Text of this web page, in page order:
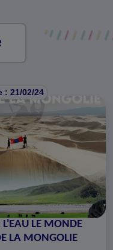
: 21/02/24
L'EAU LE MONDE
LA MONGOLIE